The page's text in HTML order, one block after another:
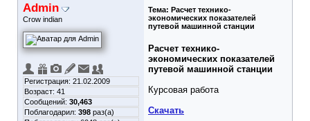
Admin
Crow indian
Регистрация: 21.02.2009
Возраст: 41
Сообщений: 30,463
Поблагодарил: 398 раз(а)
Тема: Расчет технико-
экономических показателей
путевой машинной станции
Расчет технико-
экономических показателей
путевой машинной станции
Курсовая работа
Скачать